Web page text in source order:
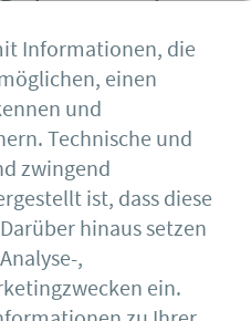
mit
der
die heutige
werden
Unternehmen
verlieren.
Informationen, die
einen
und
Technische und
zwingend
ist, dass diese
hinaus setzen
,
ein.